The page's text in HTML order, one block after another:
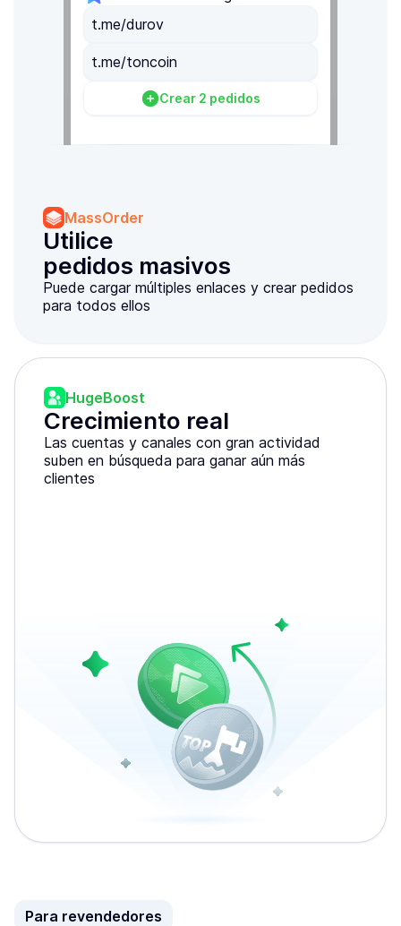
t.me/durov
t.me/toncoin
Crear 2 pedidos
MassOrder
Utilice
pedidos masivos
Puede cargar múltiples enlaces y crear pedidos
para todos ellos
HugeBoost
Crecimiento real
Las cuentas y canales con gran actividad
suben en búsqueda para ganar aún más
clientes
Para revendedores